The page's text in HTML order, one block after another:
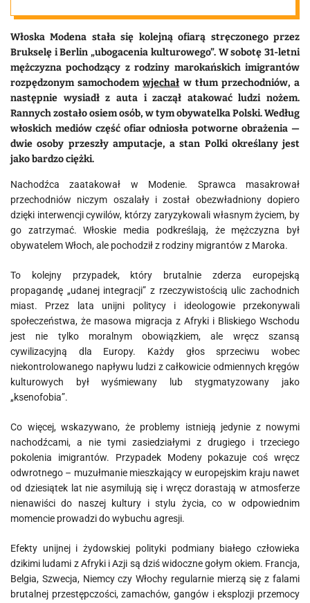
Polka
Włoska Modena stała się kolejną ofiarą stręczonego przez
Brukselę i Berlin „ubogacenia kulturowego”. W sobotę 31-letni
mężczyzna pochodzący z rodziny marokańskich imigrantów
rozpędzonym samochodemwjechał w tłum przechodniów, a
następnie wysiadł z auta i zaczął atakować ludzi nożem.
Rannych zostało osiem osób, w tym obywatelka Polski. Według
włoskich mediów część ofiar odniosła potworne obrażenia —
dwie osoby przeszły amputacje, a stan Polki określany jest
jako bardzo ciężki.
Nachodźca zaatakował w Modenie. Sprawca masakrował
przechodniów niczym oszalały i został obezwładniony dopiero
dzięki interwencji cywilów, którzy zaryzykowali własnym życiem, by
go zatrzymać. Włoskie media podkreślają, że mężczyzna był
obywatelem Włoch, ale pochodził z rodziny migrantów z Maroka.
To kolejny przypadek, który brutalnie zderza europejską
propagandę „udanej integracji” z rzeczywistością ulic zachodnich
miast. Przez lata unijni politycy i ideologowie przekonywali
społeczeństwa, że masowa migracja z Afryki i Bliskiego Wschodu
jest nie tylko moralnym obowiązkiem, ale wręcz szansą
cywilizacyjną dla Europy. Każdy głos sprzeciwu wobec
niekontrolowanego napływu ludzi z całkowicie odmiennych kręgów
kulturowych był wyśmiewany lub stygmatyzowany jako
„ksenofobia”.
Co więcej, wskazywano, że problemy istnieją jedynie z nowymi
nachodźcami, a nie tymi zasiedziałymi z drugiego i trzeciego
pokolenia imigrantów. Przypadek Modeny pokazuje coś wręcz
odwrotnego – muzułmanie mieszkający w europejskim kraju nawet
od dziesiątek lat nie asymilują się i wręcz dorastają w atmosferze
nienawiści do naszej kultury i stylu życia, co w odpowiednim
momencie prowadzi do wybuchu agresji.
Efekty unijnej i żydowskiej polityki podmiany białego człowieka
dzikimi ludami z Afryki i Azji są dziś widoczne gołym okiem. Francja,
Belgia, Szwecja, Niemcy czy Włochy regularnie mierzą się z falami
brutalnej przestępczości, zamachów, gangów i eksplozji przemocy